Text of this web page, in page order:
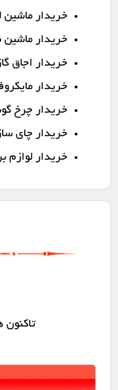
خریدار ماشین
خریدار
خریدار اجاق
خریدار
خریدار چرخ
خریدار چای
خریدار لوازم